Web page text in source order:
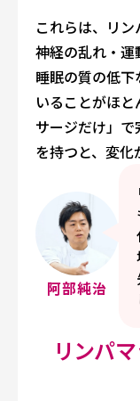
これらは、リ
神経の乱れ・運
睡眠の質の低
いることがほ
サージだけ」
を持つと、変化
阿部純治
リンパ